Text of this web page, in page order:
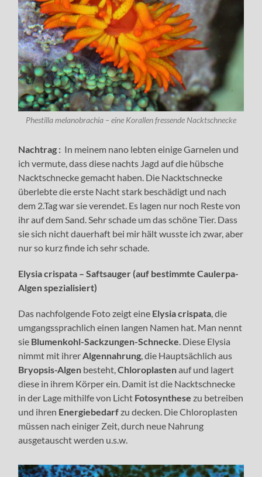
Phestilla melanobrachia – eine Korallen fressende Nacktschnecke
Nachtrag : In meinem nano lebten einige Garnelen und
ich vermute, dass diese nachts Jagd auf die hübsche
Nacktschnecke gemacht haben. Die Nacktschnecke
überlebte die erste Nacht stark beschädigt und nach
dem 2.Tag war sie verendet. Es lagen nur noch Reste von
ihr auf dem Sand. Sehr schade um das schöne Tier. Dass
sie sich nicht dauerhaft bei mir hält wusste ich zwar, aber
nur so kurz finde ich sehr schade.
Elysia crispata – Saftsauger (auf bestimmte Caulerpa-
Algen spezialisiert)
Das nachfolgende Foto zeigt eine Elysia crispata , die
umgangssprachlich einen langen Namen hat. Man nennt
sie Blumenkohl-Sackzungen-Schnecke . Diese Elysia
nimmt mit ihrer Algennahrung , die Hauptsächlich aus
Bryopsis-Algen besteht,Chloroplastenauf und lagert
diese in ihrem Körper ein. Damit ist die Nacktschnecke
in der Lage mithilfe von Licht Fotosynthese zu betreiben
und ihren Energiebedarfzu decken. Die Chloroplasten
müssen nach einiger Zeit, durch neue Nahrung
ausgetauscht werden u.s.w.